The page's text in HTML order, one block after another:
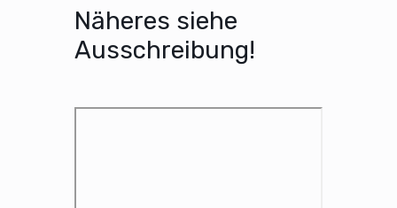
Näheres siehe
Ausschreibung!